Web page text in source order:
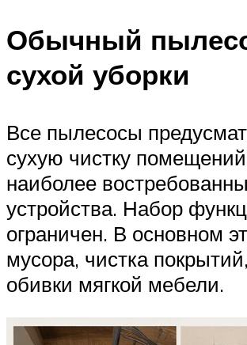
Обычный
сухой уборки
Все пылесосы
сухую чистку
наиболее
устройства. Набор
ограничен. В основном
мусора, чистка
обивки мягкой мебели.